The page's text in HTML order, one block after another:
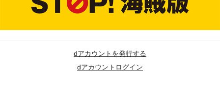
dアカウントを発行する
dアカウントログイン